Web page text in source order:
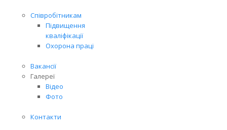
Співробітникам
Підвищення
кваліфікації
Охорона праці
Вакансії
Галереї
Відео
Фото
Контакти